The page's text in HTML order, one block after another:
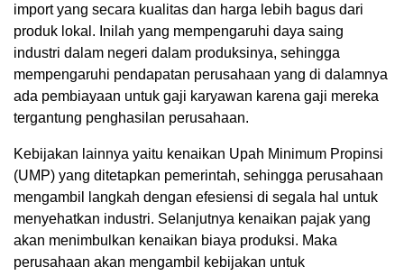
import yang secara kualitas dan harga lebih bagus dari
produk lokal. Inilah yang mempengaruhi daya saing
industri dalam negeri dalam produksinya, sehingga
mempengaruhi pendapatan perusahaan yang di dalamnya
ada pembiayaan untuk gaji karyawan karena gaji mereka
tergantung penghasilan perusahaan.
Kebijakan lainnya yaitu kenaikan Upah Minimum Propinsi
(UMP) yang ditetapkan pemerintah, sehingga perusahaan
mengambil langkah dengan efesiensi di segala hal untuk
menyehatkan industri. Selanjutnya kenaikan pajak yang
akan menimbulkan kenaikan biaya produksi. Maka
perusahaan akan mengambil kebijakan untuk